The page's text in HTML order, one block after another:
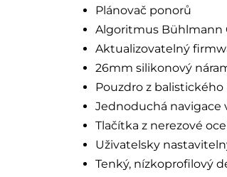
Plánovač ponorů
Algoritmus Bühlmann
Aktualizovatelný
26mm silikonový
Pouzdro z
Jednoduchá
Tlačítka z nerezové
Uživatelsky
Tenký, nízkoprofilový